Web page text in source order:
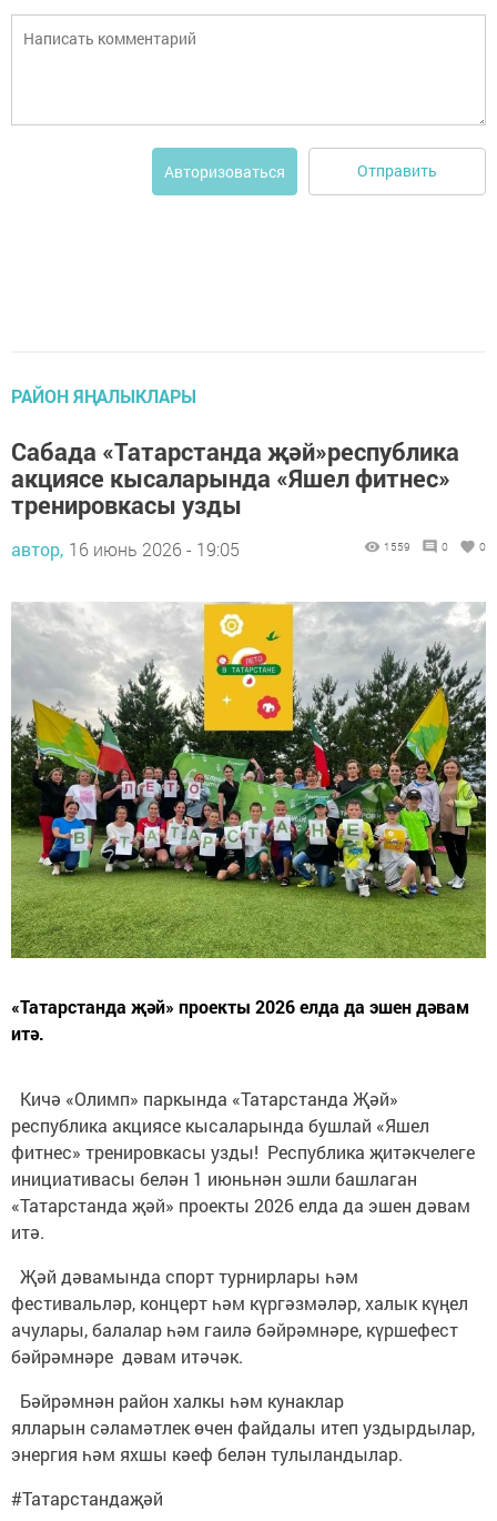
Авторизоваться Отправить
РАЙОН ЯҢАЛЫКЛАРЫ
Сабада «Татарстанда җәй»республика
акциясе кысаларында «Яшел фитнес»
тренировкасы узды
автор, 16 июнь 2026 - 19:05 1559 0 0
«Татарстанда җәй» проекты 2026 елда да эшен дәвам
итә.
Кичә «Олимп» паркында «Татарстанда Җәй»
республика акциясе кысаларында бушлай «Яшел
фитнес» тренировкасы узды! Республика җитәкчелеге
инициативасы белән 1 июньнән эшли башлаган
«Татарстанда җәй» проекты 2026 елда да эшен дәвам
итә.
Җәй дәвамында спорт турнирлары һәм
фестивальләр, концерт һәм күргәзмәләр, халык күңел
ачулары, балалар һәм гаилә бәйрәмнәре, күршефест
бәйрәмнәре дәвам итәчәк.
Бәйрәмнән район халкы һәм кунаклар
ялларын сәламәтлек өчен файдалы итеп уздырдылар,
энергия һәм яхшы кәеф белән тулыландылар.
#Татарстандаҗәй